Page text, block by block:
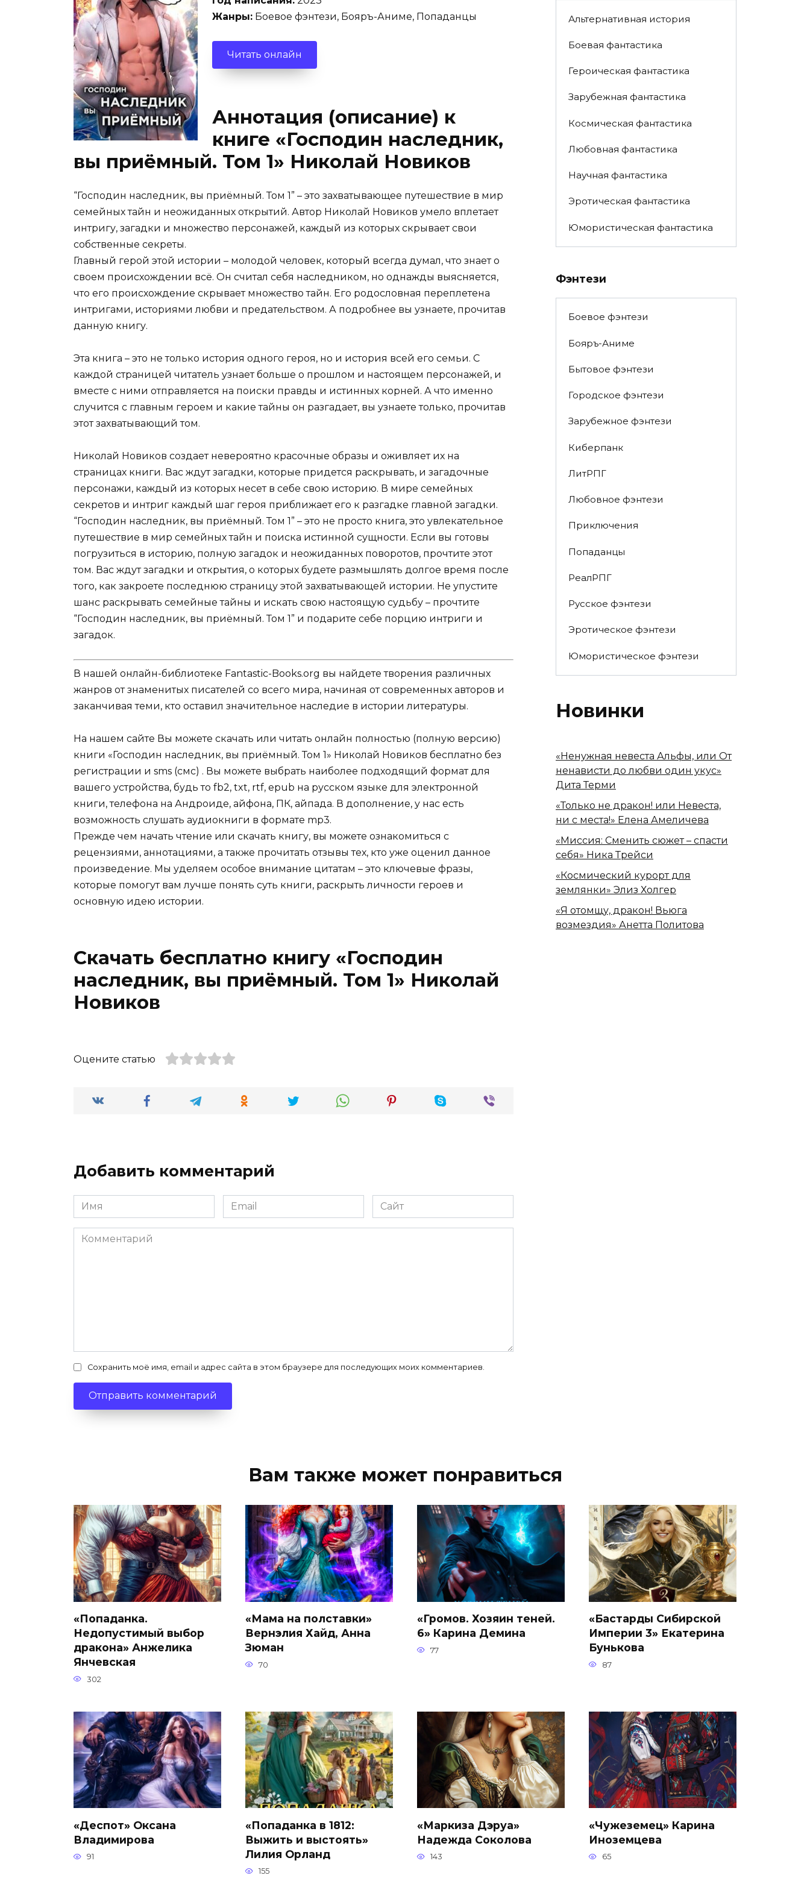
Жанры: Боевое фэнтези, Бояръ-Аниме, Попаданцы
Читать онлайн
Аннотация (описание) к
книге «Господин наследник,
вы приёмный. Том 1» Николай Новиков
“Господин наследник, вы приёмный. Том 1” – это захватывающее путешествие в мир
семейных тайн и неожиданных открытий. Автор Николай Новиков умело вплетает
интригу, загадки и множество персонажей, каждый из которых скрывает свои
собственные секреты.
Главный герой этой истории – молодой человек, который всегда думал, что знает о
своем происхождении всё. Он считал себя наследником, но однажды выясняется,
что его происхождение скрывает множество тайн. Его родословная переплетена
интригами, историями любви и предательством. А подробнее вы узнаете, прочитав
данную книгу.
Эта книга – это не только история одного героя, но и история всей его семьи. С
каждой страницей читатель узнает больше о прошлом и настоящем персонажей, и
вместе с ними отправляется на поиски правды и истинных корней. А что именно
случится с главным героем и какие тайны он разгадает, вы узнаете только, прочитав
этот захватывающий том.
Николай Новиков создает невероятно красочные образы и оживляет их на
страницах книги. Вас ждут загадки, которые придется раскрывать, и загадочные
персонажи, каждый из которых несет в себе свою историю. В мире семейных
секретов и интриг каждый шаг героя приближает его к разгадке главной загадки.
“Господин наследник, вы приёмный. Том 1” – это не просто книга, это увлекательное
путешествие в мир семейных тайн и поиска истинной сущности. Если вы готовы
погрузиться в историю, полную загадок и неожиданных поворотов, прочтите этот
том. Вас ждут загадки и открытия, о которых будете размышлять долгое время после
того, как закроете последнюю страницу этой захватывающей истории. Не упустите
шанс раскрывать семейные тайны и искать свою настоящую судьбу – прочтите
“Господин наследник, вы приёмный. Том 1” и подарите себе порцию интриги и
загадок.
В нашей онлайн-библиотеке Fantastic-Books.org вы найдете творения различных
жанров от знаменитых писателей со всего мира, начиная от современных авторов и
заканчивая теми, кто оставил значительное наследие в истории литературы.
На нашем сайте Вы можете скачать или читать онлайн полностью (полную версию)
книги «Господин наследник, вы приёмный. Том 1» Николай Новиков бесплатно без
регистрации и sms (смс) . Вы можете выбрать наиболее подходящий формат для
вашего устройства, будь то fb2, txt, rtf, epub на русском языке для электронной
книги, телефона на Андроиде, айфона, ПК, айпада. В дополнение, у нас есть
возможность слушать аудиокниги в формате mp3.
Прежде чем начать чтение или скачать книгу, вы можете ознакомиться с
рецензиями, аннотациями, а также прочитать отзывы тех, кто уже оценил данное
произведение. Мы уделяем особое внимание цитатам – это ключевые фразы,
которые помогут вам лучше понять суть книги, раскрыть личности героев и
основную идею истории.
Скачать бесплатно книгу «Господин
наследник, вы приёмный. Том 1» Николай
Новиков
Оцените статью
Добавить комментарий
Имя
*
Email
*
Сайт
Комментарий
Сохранить моё имя, email и адрес сайта в этом браузере для последующих моих комментариев.
Альтернативная история
Боевая фантастика
Героическая фантастика
Зарубежная фантастика
Космическая фантастика
Любовная фантастика
Научная фантастика
Эротическая фантастика
Юмористическая фантастика
Фэнтези
Боевое фэнтези
Бояръ-Аниме
Бытовое фэнтези
Городское фэнтези
Зарубежное фэнтези
Киберпанк
ЛитРПГ
Любовное фэнтези
Приключения
Попаданцы
РеалРПГ
Русское фэнтези
Эротическое фэнтези
Юмористическое фэнтези
Новинки
«Ненужная невеста Альфы, или От
ненависти до любви один укус»
Дита Терми
«Только не дракон! или Невеста,
ни с места!» Елена Амеличева
«Миссия: Сменить сюжет – спасти
себя» Ника Трейси
«Космический курорт для
землянки» Элиз Холгер
«Я отомщу, дракон! Вьюга
возмездия» Анетта Политова
Вам также может понравиться
«Попаданка.
Недопустимый выбор
дракона» Анжелика
Янчевская
302
«Мама на полставки»
Вернэлия Хайд, Анна
Зюман
70
«Громов. Хозяин теней.
6» Карина Демина
77
«Бастарды Сибирской
Империи 3» Екатерина
Бунькова
87
«Деспот» Оксана
Владимирова
91
«Попаданка в 1812:
Выжить и выстоять»
Лилия Орланд
155
«Маркиза Дэруа»
Надежда Соколова
143
«Чужеземец» Карина
Иноземцева
65